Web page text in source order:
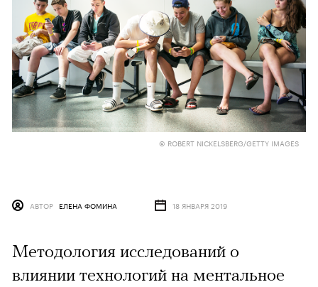
© ROBERT NICKELSBERG/GETTY IMAGES
АВТОР ЕЛЕНА ФОМИНА 18 ЯНВАРЯ 2019
Методология исследований о
влиянии технологий на ментальное